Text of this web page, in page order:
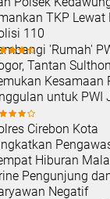
TKP Lewat
110
'Rumah'
Tantan Sulthon
Kesamaan
untuk PWI
Cirebon Kota
Hiburan
Pengunjung
Negatif